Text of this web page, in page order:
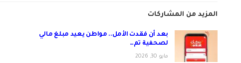
المزيد من المشاركات
بعد أن فقدت الأمل.. مواطن يعيد مبلغ مالي
لصحفية تم…
مايو 30, 2026